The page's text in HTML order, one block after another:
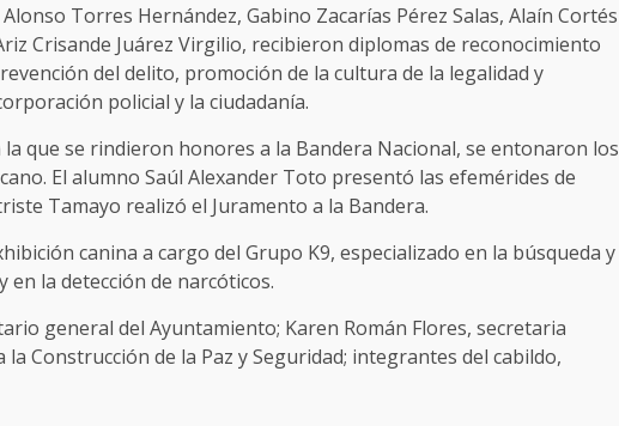
Torres Hernández, Gabino Zacarías Pérez Salas, Alaín Cortés
Crisande Juárez Virgilio, recibieron diplomas de reconocimiento
del delito, promoción de la cultura de la legalidad y
policial y la ciudadanía.
que se rindieron honores a la Bandera Nacional, se entonaron los
El alumno Saúl Alexander Toto presentó las efemérides de
Tamayo realizó el Juramento a la Bandera.
canina a cargo del Grupo K9, especializado en la búsqueda y
en la detección de narcóticos.
general del Ayuntamiento; Karen Román Flores, secretaria
Construcción de la Paz y Seguridad; integrantes del cabildo,